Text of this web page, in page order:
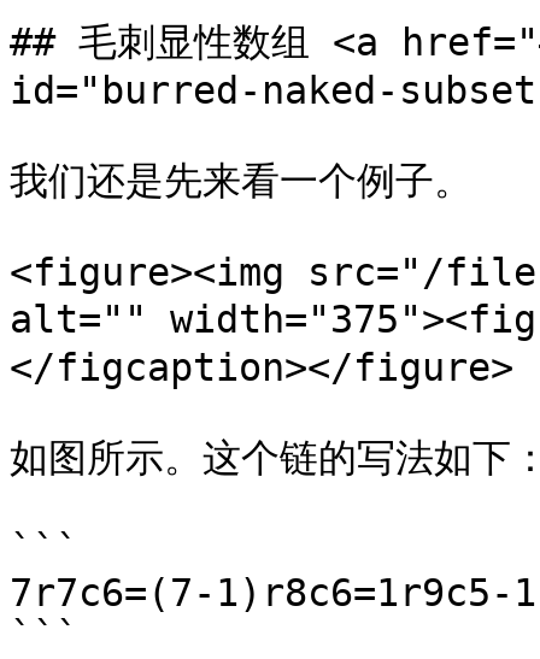
## 毛刺显性数组 <a
id="burred-naked-
我们还是先来看一个例子。
<figure><img src="/files/
alt=""
</figcaption></figure>
如图所示。这个链的写法如下
```
7r7c6=(7-1)r8c6=1r9c5-
```